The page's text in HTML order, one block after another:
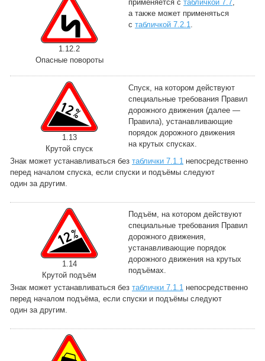
1.12.2
Опасные повороты
применяется с табличкой 7.7,
а также может применяться
с табличкой 7.2.1.
1.13
Крутой спуск
Спуск, на котором действуют
специальные требования Правил
дорожного движения (далее —
Правила), устанавливающие
порядок дорожного движения
на крутых спусках.
Знак может устанавливаться без таблички 7.1.1 непосредственно
перед началом спуска, если спуски и подъёмы следуют
один за другим.
1.14
Крутой подъём
Подъём, на котором действуют
специальные требования Правил
дорожного движения,
устанавливающие порядок
дорожного движения на крутых
подъёмах.
Знак может устанавливаться без таблички 7.1.1 непосредственно
перед началом подъёма, если спуски и подъёмы следуют
один за другим.